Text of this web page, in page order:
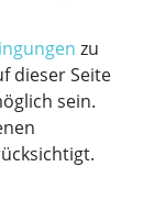
zu
dieser Seite
sein.